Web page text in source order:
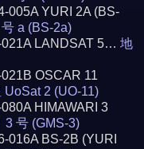
005A YURI 2A (BS-
a (BS-2a)
021A LANDSAT 5…地
OSCAR 11
UoSat 2 (UO-11)
HIMAWARI 3
3 号 (GMS-3)
016A BS-2B (YURI